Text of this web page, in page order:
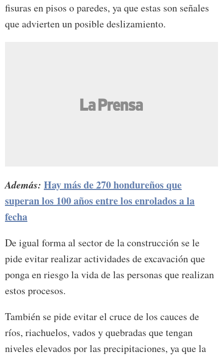
fisuras en pisos o paredes, ya que estas son señales
que advierten un posible deslizamiento.
Además: Hay más de 270 hondureños que
superan los 100 años entre los enrolados a la
fecha
De igual forma al sector de la construcción se le
pide evitar realizar actividades de excavación que
ponga en riesgo la vida de las personas que realizan
estos procesos.
También se pide evitar el cruce de los cauces de
ríos, riachuelos, vados y quebradas que tengan
niveles elevados por las precipitaciones, ya que la